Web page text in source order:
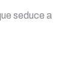
seduce a